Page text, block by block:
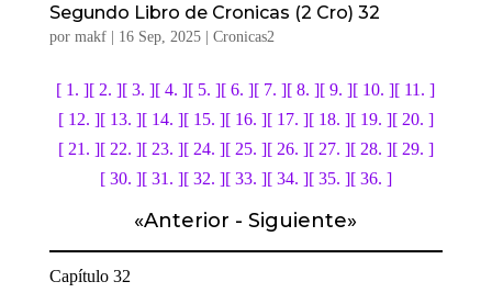
Segundo Libro de Cronicas (2 Cro) 32
por makf| 16 Sep, 2025| Cronicas2
[ 1. ][ 2. ][ 3. ][ 4. ][ 5. ][ 6. ][ 7. ][ 8. ][ 9. ][ 10. ][ 11. ]
[ 12. ][ 13. ][ 14. ][ 15. ][ 16. ][ 17. ][ 18. ][ 19. ][ 20. ]
[ 21. ][ 22. ][ 23. ][ 24. ][ 25. ][ 26. ][ 27. ][ 28. ][ 29. ]
[ 30. ][ 31. ][ 32. ][ 33. ][ 34. ][ 35. ][ 36. ]
«Anterior -Siguiente»
Capítulo 32